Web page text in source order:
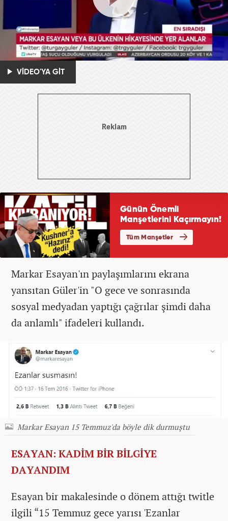
VİDEO'YA GİT
Markar Esayan'ın paylaşımlarını ekrana
yansıtan Güler'in "O gece ve sonrasında
sosyal medyadan yaptığı çağrılar şimdi daha
da anlamlı" ifadeleri kullandı.
Markar Esayan 15 Temmuz'da böyle dik durmuştu
ESAYAN: KADİM BİR BİLGİYE
DAYANDIM
Esayan bir makalesinde o dönem attığı twitle
ilgili “15 Temmuz gece yarısı 'Ezanlar